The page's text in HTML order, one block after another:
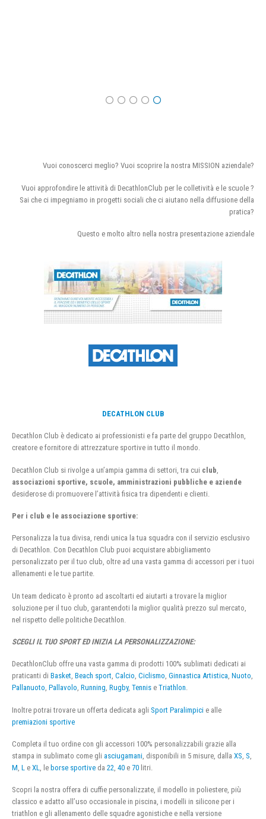
Vuoi conoscerci meglio? Vuoi scoprire la nostra MISSION aziendale?
Vuoi approfondire le attività di DecathlonClub per le colletività e le scuole ?
Sai che ci impegniamo in progetti sociali che ci aiutano nella diffusione della
pratica?
Questo e molto altro nella nostra presentazione aziendale
DECATHLON CLUB
Decathlon Club è dedicato ai professionisti e fa parte del gruppo Decathlon,
creatore e fornitore di attrezzature sportive in tutto il mondo.
Decathlon Club si rivolge a un’ampia gamma di settori, tra cui club
associazioni sportive, scuole, amministrazioni pubbliche e aziende
desiderose di promuovere l’attività fisica tra dipendenti e clienti.
Per i club e le associazione sportive:
Personalizza la tua divisa, rendi unica la tua squadra con il servizio esclusivo
di Decathlon. Con Decathlon Club puoi acquistare abbigliamento
personalizzato per il tuo club, oltre ad una vasta gamma di accessori per i tuoi
allenamenti e le tue partite.
Un team dedicato è pronto ad ascoltarti ed aiutarti a trovare la miglior
soluzione per il tuo club, garantendoti la miglior qualità prezzo sul mercato,
nel rispetto delle politiche Decathlon.
SCEGLI IL TUO SPORT ED INIZIA LA PERSONALIZZAZIONE:
DecathlonClub offre una vasta gamma di prodotti 100% sublimati dedicati ai
praticanti di Basket, Beach sport, Calcio, Ciclismo, Ginnastica Artistica, Nuoto,
Pallanuoto, Pallavolo, Running, Rugby, Tennis e Triathlon.
Inoltre potrai trovare un offerta dedicata agli Sport Paralimpici e alle
premiazioni sportive
Completa il tuo ordine con gli accessori 100% personalizzabili grazie alla
stampa in sublimato come gli asciugamani , disponibili in 5 misure, dalla XS S
M L e XL , le borse sportive da 22 40 e 70 litri.
Scopri la nostra offera di cuffie personalizzate, il modello in poliestere, più
classico e adatto all’uso occasionale in piscina, i modelli in silicone per i
triathlon e gli allenamento delle squadre agonistiche e nella versione